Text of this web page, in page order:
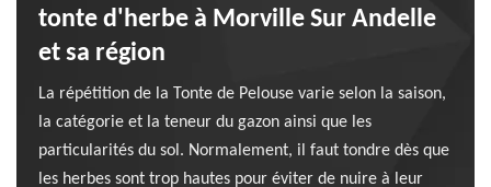
tonte d'herbe à Morville Sur Andelle
et sa région
La répétition de la Tonte de Pelouse varie selon la saison,
la catégorie et la teneur du gazon ainsi que les
particularités du sol. Normalement, il faut tondre dès que
les herbes sont trop hautes pour éviter de nuire à leur